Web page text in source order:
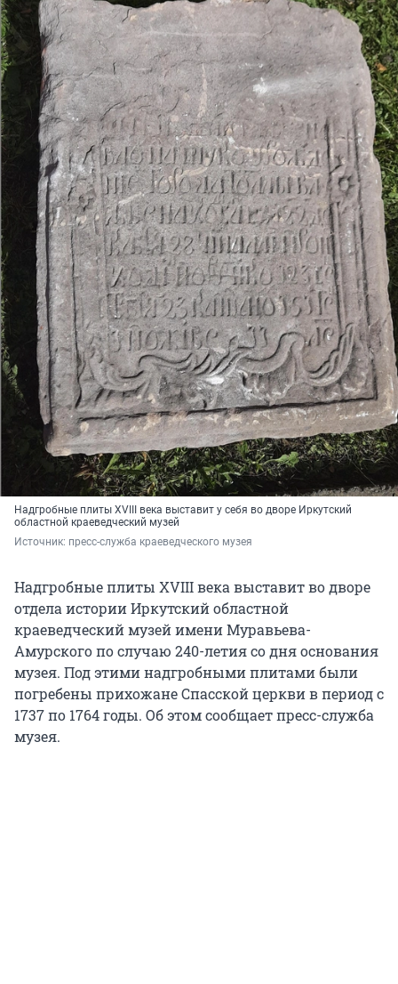
Надгробные плиты XVIII века выставит у себя во дворе Иркутский
областной краеведческий музей
Источник: пресс-служба краеведческого музея
Надгробные плиты XVIII века выставит во дворе
отдела истории Иркутский областной
краеведческий музей имени Муравьева-
Амурского по случаю 240-летия со дня основания
музея. Под этими надгробными плитами были
погребены прихожане Спасской церкви в период с
1737 по 1764 годы. Об этом сообщает пресс-служба
музея.